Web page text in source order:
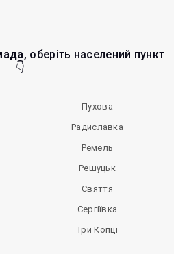
, оберіть населений пункт
👇
Пухова
Радиславка
Ремель
Решуцьк
Свяття
Сергіївка
Три Копці